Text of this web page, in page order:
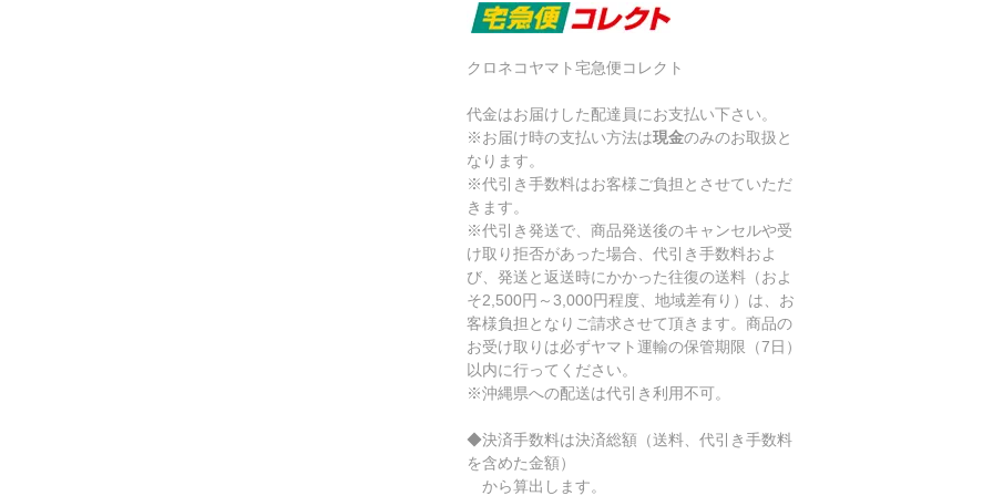
クロネコヤマト宅急便コレクト
代金はお届けした配達員にお支払い下さい。
※お届け時の支払い方法は現金のみのお取扱と
なります。
※代引き手数料はお客様ご負担とさせていただ
きます。
※代引き発送で、商品発送後のキャンセルや受
け取り拒否があった場合、代引き手数料およ
び、発送と返送時にかかった往復の送料（およ
そ2,500円～3,000円程度、地域差有り）は、お
客様負担となりご請求させて頂きます。商品の
お受け取りは必ずヤマト運輸の保管期限（7日）
以内に行ってください。
※沖縄県への配送は代引き利用不可。
◆決済手数料は決済総額（送料、代引き手数料
を含めた金額）
から算出します。